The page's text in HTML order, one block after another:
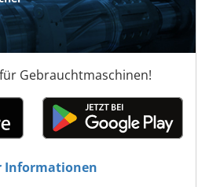
Gebrauchtmaschinen!
Informationen